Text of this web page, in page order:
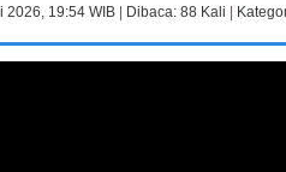
2026, 19:54 WIB Dibaca: 88 Kali